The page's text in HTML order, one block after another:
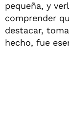
pequeña, y
comprender
destacar,
hecho, fue